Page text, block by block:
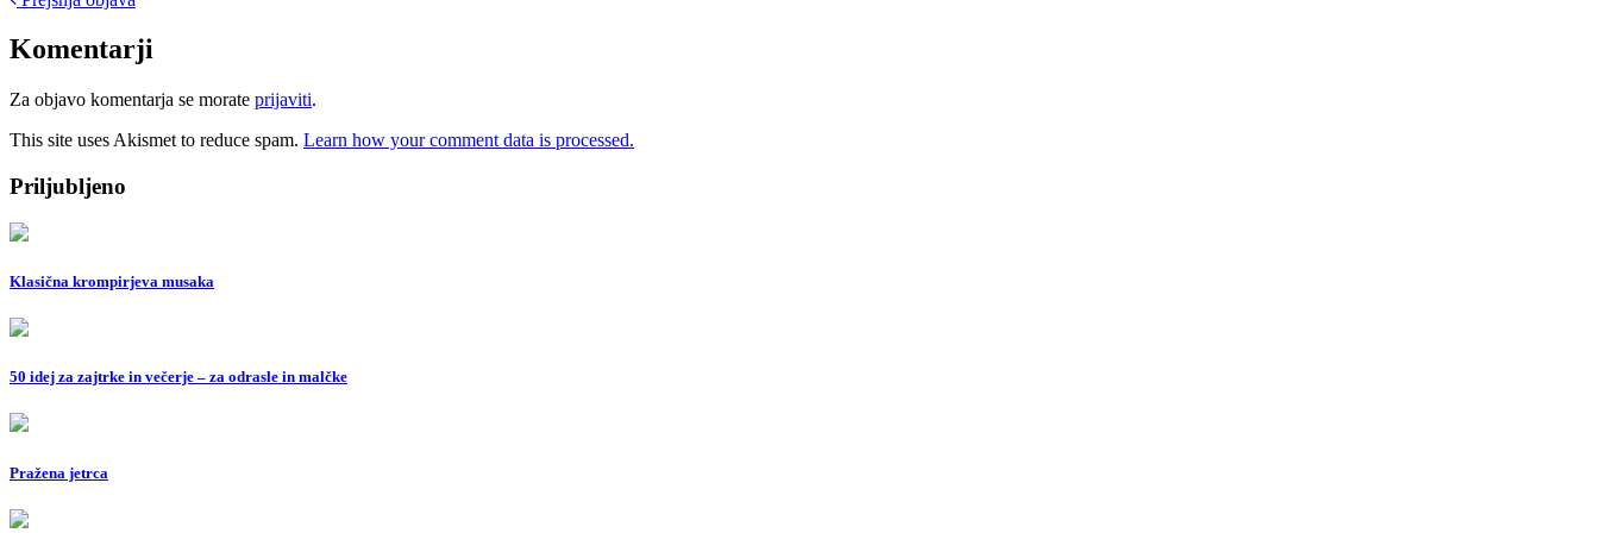
navigation
Komentarji
Za objavo komentarja se morate prijaviti.
This site uses Akismet to reduce spam. Learn how your comment data is processed.
Priljubljeno
Klasična krompirjeva musaka
50 idej za zajtrke in večerje – za odrasle in malčke
Pražena jetrca